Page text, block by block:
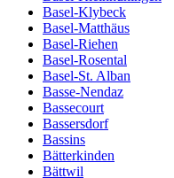
Basel-Klybeck
Basel-Matthäus
Basel-Riehen
Basel-Rosental
Basel-St. Alban
Basse-Nendaz
Bassecourt
Bassersdorf
Bassins
Bätterkinden
Bättwil